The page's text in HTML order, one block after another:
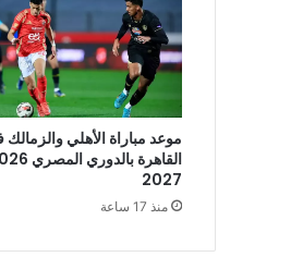
موعد مباراة الأهلي
2027
منذ 17 ساعة